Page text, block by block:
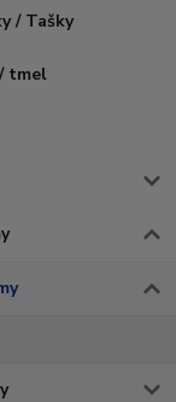
/ Tašky
tmel